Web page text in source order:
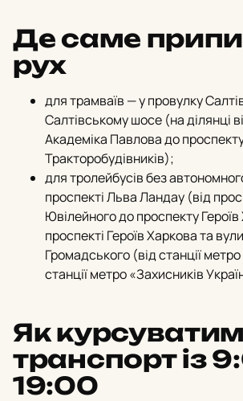
Де саме
рух
для трамваїв — у провулку
Салтівському шосе (на ділянці
Академіка Павлова до
Тракторобудівників);
для тролейбусів без
проспекті Льва Ландау (від
Ювілейного до проспекту
проспекті Героїв Харкова та
Громадського (від станції
станції метро «Захисників
Як
транспорт із
19:00